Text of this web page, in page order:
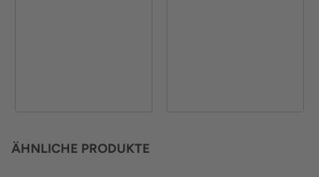
ÄHNLICHE PRODUKTE